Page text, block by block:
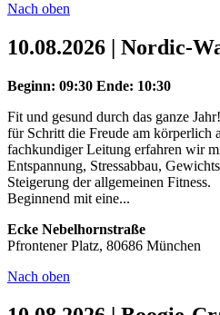
Nach oben
10.08.2026 | Nordic-
Beginn: 09:30 Ende: 10:30
Fit und gesund durch das ganze
für Schritt die Freude am körperlich
fachkundiger Leitung erfahren wir
Entspannung, Stressabbau,
Steigerung der allgemeinen Fitness.
Beginnend mit eine...
Ecke Nebelhornstraße
Pfrontener Platz, 80686 München
Nach oben